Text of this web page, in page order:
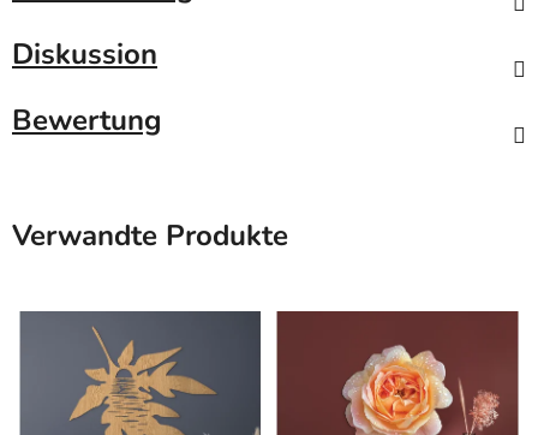
Diskussion
Bewertung
Verwandte Produkte